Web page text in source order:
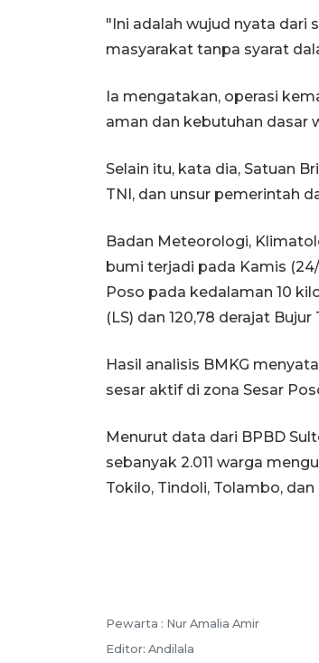
"Ini adalah wujud nyata dari
masyarakat tanpa syarat
Ia mengatakan, operasi
aman dan kebutuhan dasar
Selain itu, kata dia, Satuan
TNI, dan unsur pemerintah
Badan Meteorologi,
bumi terjadi pada Kamis
Poso pada kedalaman 10
(LS) dan 120,78 derajat Bujur
Hasil analisis BMKG
sesar aktif di zona Sesar
Menurut data dari BPBD
sebanyak 2.011 warga
Tokilo, Tindoli, Tolambo, dan
Pewarta : Nur Amalia Amir
Editor: Andilala